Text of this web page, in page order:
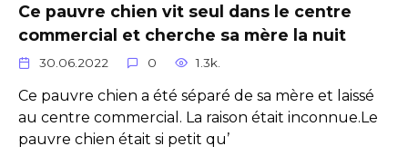
Ce pauvre chien vit seul dans le centre
commercial et cherche sa mère la nuit
30.06.2022 0 1.3k.
Ce pauvre chien a été séparé de sa mère et laissé
au centre commercial. La raison était inconnue.Le
pauvre chien était si petit qu’